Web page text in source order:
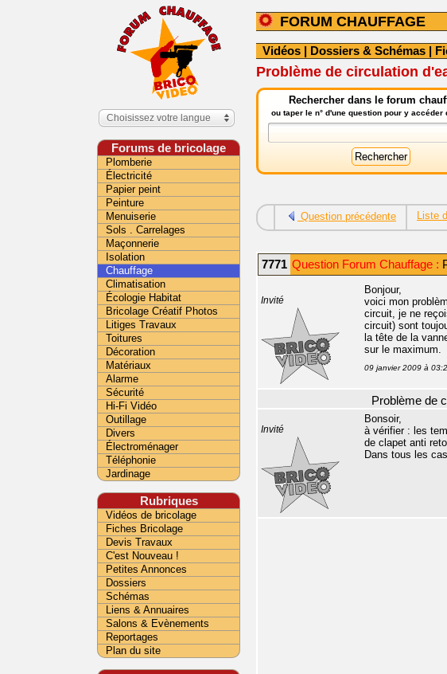
FORUM CHAUFFAGE
Vidéos | Dossiers & Schémas |
Problème de circulation
Rechercher dans le forum
ou taper le n° d'une question pour y accéder
Question précédente Liste
7771 Question Forum Chauffage :
Invité
Bonjour,
voici mon
circuit, je ne
circuit) sont
la tête de la
sur le maximum.
09 janvier 2009 à
Problème de
Invité
Bonsoir,
à vérifier : les
de clapet anti
Dans tous les
Choisissez votre langue
Forums de bricolage
Plomberie
Électricité
Papier peint
Peinture
Menuiserie
Sols . Carrelages
Maçonnerie
Isolation
Chauffage
Climatisation
Écologie Habitat
Bricolage Créatif Photos
Litiges Travaux
Toitures
Décoration
Matériaux
Alarme
Sécurité
Hi-Fi Vidéo
Outillage
Divers
Électroménager
Téléphonie
Jardinage
Rubriques
Vidéos de bricolage
Fiches Bricolage
Devis Travaux
C'est Nouveau !
Petites Annonces
Dossiers
Schémas
Liens & Annuaires
Salons & Evènements
Reportages
Plan du site